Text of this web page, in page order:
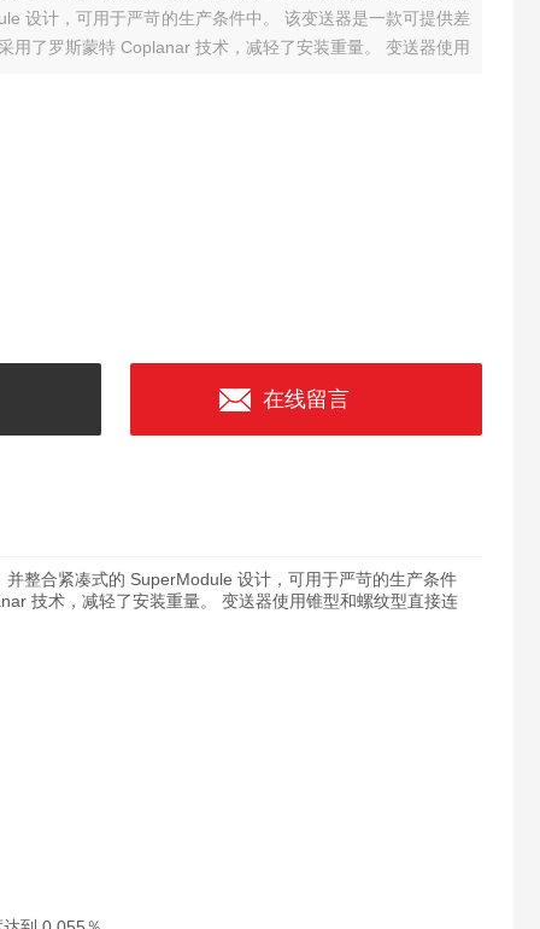
设计，可用于严苛的生产条件中。 该变送器是一款可提供差
用了罗斯蒙特 Coplanar 技术，减轻了安装重量。 变送器使用
在线留言
整合紧凑式的 SuperModule 设计，可用于严苛的生产条件
技术，减轻了安装重量。 变送器使用锥型和螺纹型直接连